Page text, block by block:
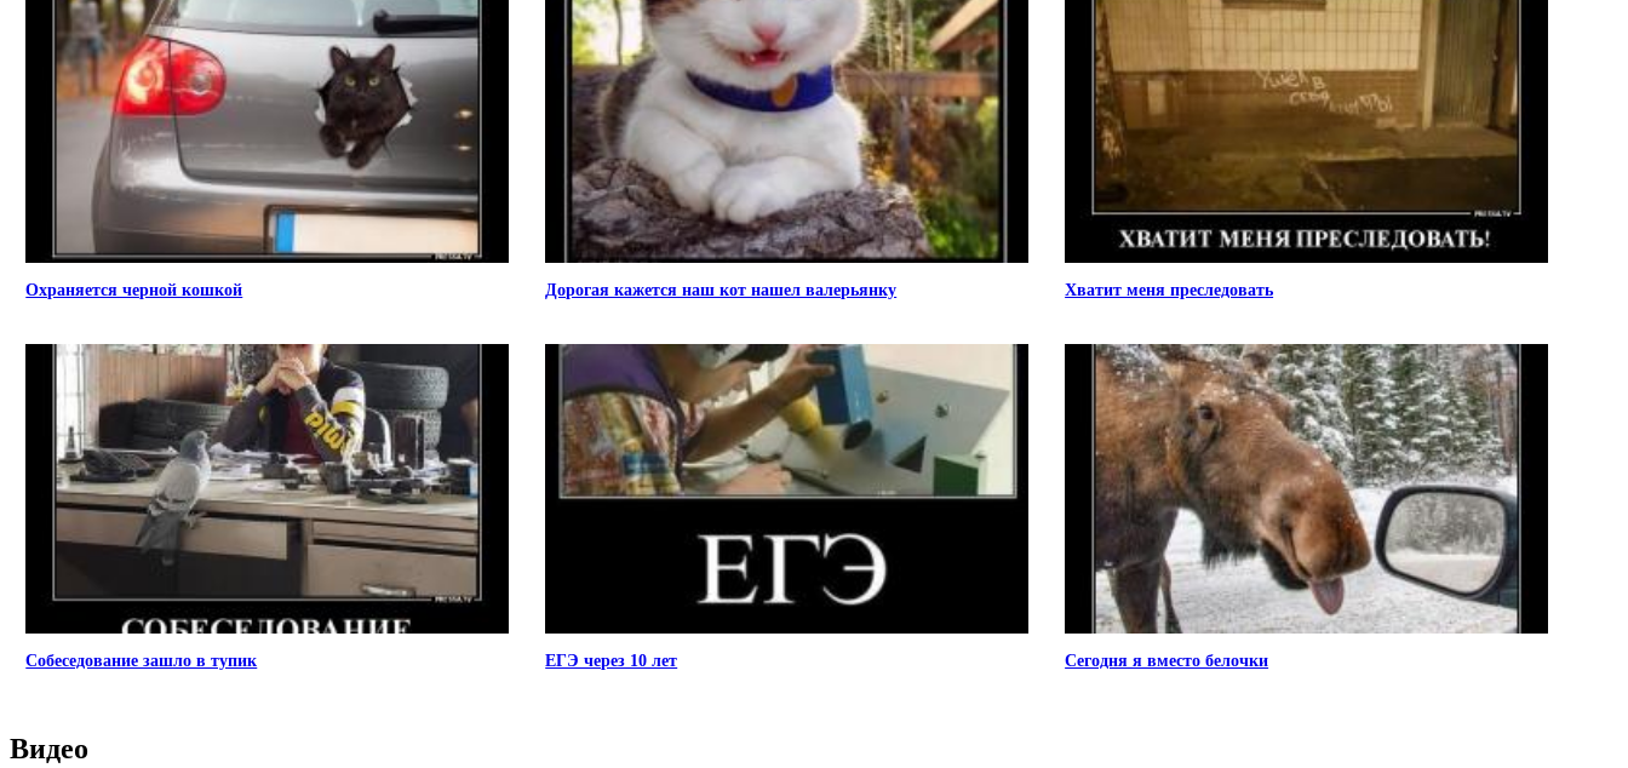
Охраняется черной кошкой Дорогая кажется наш кот нашел валерьянку Хватит меня преследовать
Собеседование зашло в тупик ЕГЭ через 10 лет Сегодня я вместо белочки
Видео